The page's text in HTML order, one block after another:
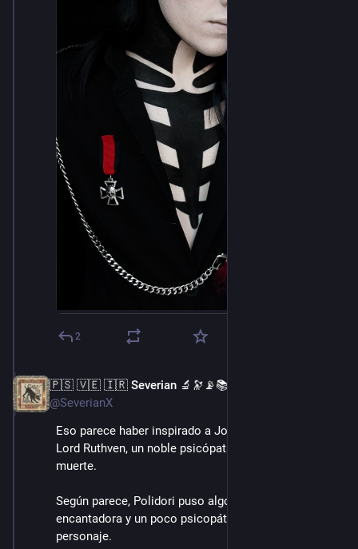
2
🇵🇸 🇻🇪 🇮🇷 Severian 🔬🔭📡📚
@SeverianX
Eso parece haber inspirado a John Polidori para su
Lord Ruthven, un noble psicópata que vuelve de la
muerte.
Según parece, Polidori puso algo de la personalidad
encantadora y un poco psicopática de Byron en su
personaje.